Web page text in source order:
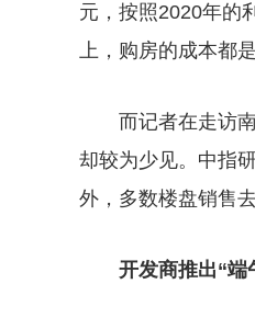
元，按照2020年的
上，购房的成本都
而记者在走访
却较为少见。中指
外，多数楼盘销售去
开发商推出“端